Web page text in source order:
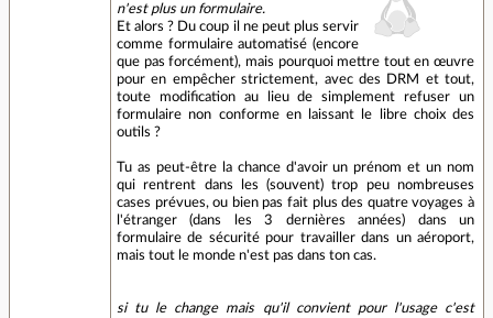
n'est plus un formulaire.
Et alors ? Du coup il ne peut plus servir
comme formulaire automatisé (encore
que pas forcément), mais pourquoi mettre tout en œuvre
pour en empêcher strictement, avec des DRM et tout,
toute modification au lieu de simplement refuser un
formulaire non conforme en laissant le libre choix des
outils ?
Tu as peut-être la chance d'avoir un prénom et un nom
qui rentrent dans les (souvent) trop peu nombreuses
cases prévues, ou bien pas fait plus des quatre voyages à
l'étranger (dans les 3 dernières années) dans un
formulaire de sécurité pour travailler dans un aéroport,
mais tout le monde n'est pas dans ton cas.
si tu le change mais qu'il convient pour l'usage c'est